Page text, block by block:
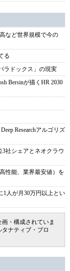
など世界規模で今の
る
ラドックス」の現実
Bersinが描くHR 2030
Researchアルゴリズ
社シェアとネオクラウ
性能、業界最安値）を
1人が月30万円以上とい
・構成されていま
ナティブ・ブロ